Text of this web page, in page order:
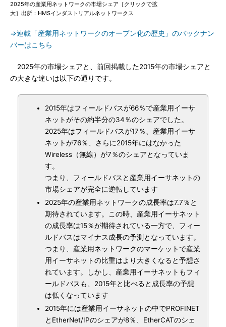
2025年の産業用ネットワークの市場シェア［クリックで拡
大］出所：HMSインダストリアルネットワークス
⇒連載「産業用ネットワークのオープン化の歴史」のバックナン
バーはこちら
2025年の市場シェアと、前回掲載した2015年の市場シェアと
の大きな違いは以下の通りです。
2015年はフィールドバスが66％で産業用イーサ
ネットがその約半分の34％のシェアでした。
2025年はフィールドバスが17％、産業用イーサ
ネットが76％、さらに2015年にはなかった
Wireless（無線）が7％のシェアとなっていま
す。
つまり、フィールドバスと産業用イーサネットの
市場シェアが完全に逆転しています
2025年の産業用ネットワークの成長率は7.7％と
期待されています。この時、産業用イーサネット
の成長率は15％が期待されている一方で、フィー
ルドバスはマイナス成長の予測となっています。
つまり、産業用ネットワークのマーケットで産業
用イーサネットの比重はより大きくなると予想さ
れています。しかし、産業用イーサネットもフィ
ールドバスも、2015年と比べると成長率の予想
は低くなっています
2015年には産業用イーサネットの中でPROFINET
とEtherNet/IPのシェアが8％、EtherCATのシェ